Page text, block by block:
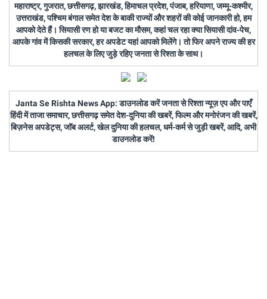
महाराष्ट्र, गुजरात, छत्तीसगढ़, झारखंड, हिमाचल प्रदेश, पंजाब, हरियाणा, जम्मू-कश्मीर,
उत्तराखंड, पश्चिम बंगाल समेत देश के बाकी राज्यों और शहरों की कोई जानकारी हो, हम
आपको देते हैं। सियासी रण हो या बजट का मौसम, कहां चल रहा क्या सियासी दांव-पेच,
आपके गांव में किसकी सरकार, हर अपडेट यहां आपको मिलेंगे। तो फिर अपने राज्य की हर
हलचल के लिए जुड़े रहिए जनता से रिश्ता के साथ।
Janta Se Rishta News App: डाउनलोड करें जनता से रिश्ता न्यूज़ एप और पाएँ
हिंदी में ताजा समाचार, छत्तीसगढ़ समेत देश-दुनिया की खबरें, फिल्म और मनोरंजन की खबरें,
बिज़नेस अपडेट्स, जॉब अलर्ट, खेल दुनिया की हलचल, धर्म-कर्म से जुड़ी खबरें, आदि, अभी
डाउनलोड करें!